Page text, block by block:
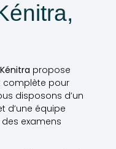
propose
complète pour
disposons d’un
d’une équipe
examens